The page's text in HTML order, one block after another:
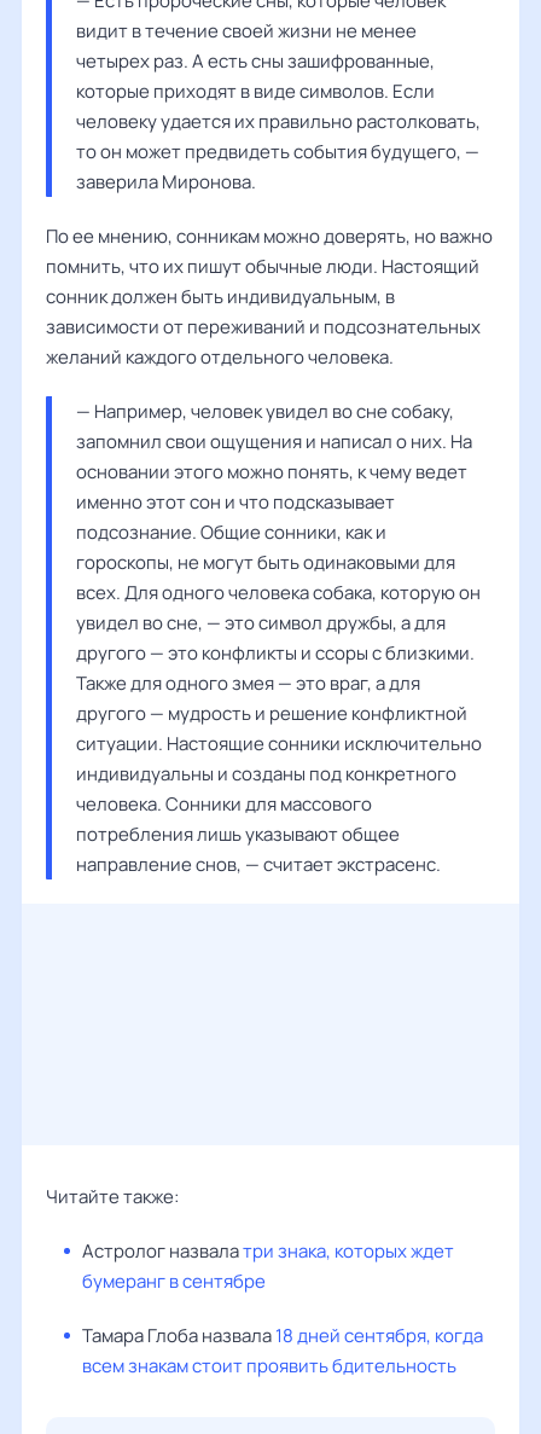
видит в течение своей жизни не менее
четырех раз. А есть сны зашифрованные,
которые приходят в виде символов. Если
человеку удается их правильно растолковать,
то он может предвидеть события будущего, —
заверила Миронова.
По ее мнению, сонникам можно доверять, но важно
помнить, что их пишут обычные люди. Настоящий
сонник должен быть индивидуальным, в
зависимости от переживаний и подсознательных
желаний каждого отдельного человека.
— Например, человек увидел во сне собаку,
запомнил свои ощущения и написал о них. На
основании этого можно понять, к чему ведет
именно этот сон и что подсказывает
подсознание. Общие сонники, как и
гороскопы, не могут быть одинаковыми для
всех. Для одного человека собака, которую он
увидел во сне, — это символ дружбы, а для
другого — это конфликты и ссоры с близкими.
Также для одного змея — это враг, а для
другого — мудрость и решение конфликтной
ситуации. Настоящие сонники исключительно
индивидуальны и созданы под конкретного
человека. Сонники для массового
потребления лишь указывают общее
направление снов, — считает экстрасенс.
Читайте также:
Астролог назвалатри знака, которых ждет
бумеранг в сентябре
Тамара Глоба назвала18 дней сентября, когда
всем знакам стоит проявить бдительность